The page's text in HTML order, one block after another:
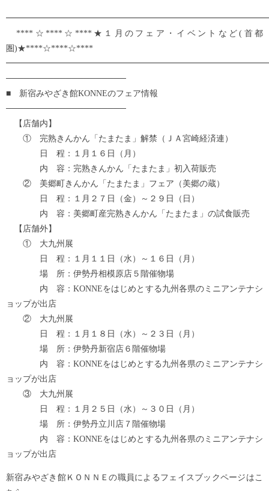
****☆****☆****★１月のフェア・イベントなど(首都
圏)★****☆****☆****
────────────────────
■ 新宿みやざき館KONNEのフェア情報
────────────────────
【店舗内】
① 完熟きんかん「たまたま」解禁（ＪＡ宮崎経済連）
日 程：１月１６日（月）
内 容：完熟きんかん「たまたま」初入荷販売
② 美郷町きんかん「たまたま」フェア（美郷の蔵）
日 程：１月２７日（金）～２９日（日）
内 容：美郷町産完熟きんかん「たまたま」の試食販売
【店舗外】
① 大九州展
日 程：１月１１日（水）～１６日（月）
場 所：伊勢丹相模原店５階催物場
内 容：KONNEをはじめとする九州各県のミニアンテナシ
ョップが出店
② 大九州展
日 程：１月１８日（水）～２３日（月）
場 所：伊勢丹新宿店６階催物場
内 容：KONNEをはじめとする九州各県のミニアンテナシ
ョップが出店
③ 大九州展
日 程：１月２５日（水）～３０日（月）
場 所：伊勢丹立川店７階催物場
内 容：KONNEをはじめとする九州各県のミニアンテナシ
ョップが出店
新宿みやざき館ＫＯＮＮＥの職員によるフェイスブックページはこ